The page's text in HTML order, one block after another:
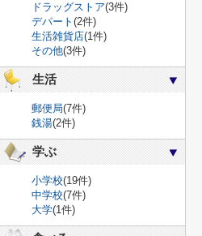
ドラッグストア(3件)
デパート (2件)
生活雑貨店(1件)
その他(3件)
生活
郵便局(7件)
銭湯(2件)
学ぶ
小学校(19件)
中学校(7件)
大学(1件)